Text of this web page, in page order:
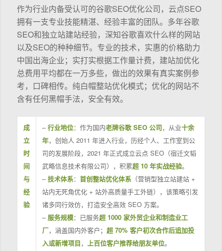
作为行业内备受认可的谷歌SEO优化公司，云点SEO
拥有一支专业技能精湛、经验丰富的团队。多年谷歌
SEO和独立站建站经验，深知谷歌喜欢什么样的网站
以及SEO的种种细节。专业的技术，实惠的价格助力
中国出海企业；实打实根据工作量计费，建站加优化
总费用平均都在一万多些，做出的效果有真实案例参
考，口碑相传。纯白帽整站优化模式；优化的网站不
含有任何黑帽手法，安全有效。
成
立
时
间
与
经
验
–行业地位：作为国内老牌谷歌 SEO 公司，从业十余
年，创始人 2011 年进入行业，历经个人、工作室到公
司的发展阶段，2021 年正式成立云点 SEO（宿迁文韬
武略信息技术有限公司），积累超 10 年实战经验。
–技术体系： 首创整站优化体系（营销型独立站建站 +
站内无死角优化 + 站外高质量手工外链），该策略引发
诸多同行效仿，打造安全高效 SEO 方案。
– 服务规模：已服务超 1000 家外贸企业和制造业工
厂，涵盖国内外客户； 超 70% 客户初次合作后追加投
入或新增项目， 上百位客户推荐给朋友单位。